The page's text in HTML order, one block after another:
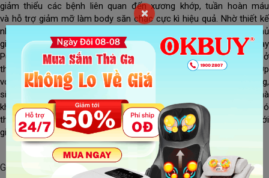
giảm thiểu các bệnh liên quan đến xương khớp, tuần hoàn máu
và hỗ trợ giảm mỡ làm body săn chắc cực kì hiệu quả. Nhờ thiết kế
nhỏ gọn nên bạn
có thể mang đi theo mọi lúc mọi nơi để tranh thủ
giờ nghỉ trưa, giải lao để thư giãn.Sử dụng máy massage cầm tay
Puli PL-669 bạn sẽ không mất thời gian và chi phí đi đến các cơ sở
thẩm mỹ hoặc phòng tập. Ngoài ra sản phẩm cũng đặc biệt phù hợp
với người bận rộn, ít thời gian chăm sóc bản thân, dân văn phòng,
sinh viên,…
Với những ưu điểm tuyệt vời trên, còn ngừng ngại gì mà
không mua ngay cho mình
máy matxa cầm tayPuli PL-669 để có
thể chăm sóc sức khỏe ngay tại nhà. Sản phẩm đang được bán với
giá ưu đãi, hãy nhanh tay đặt hàng nhé!
Giá khuyến mãi:490,000 đ
×